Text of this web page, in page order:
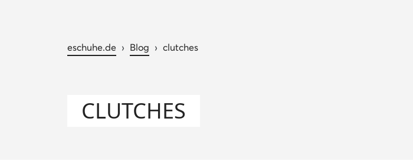
eschuhe.de › Blog › clutches
CLUTCHES